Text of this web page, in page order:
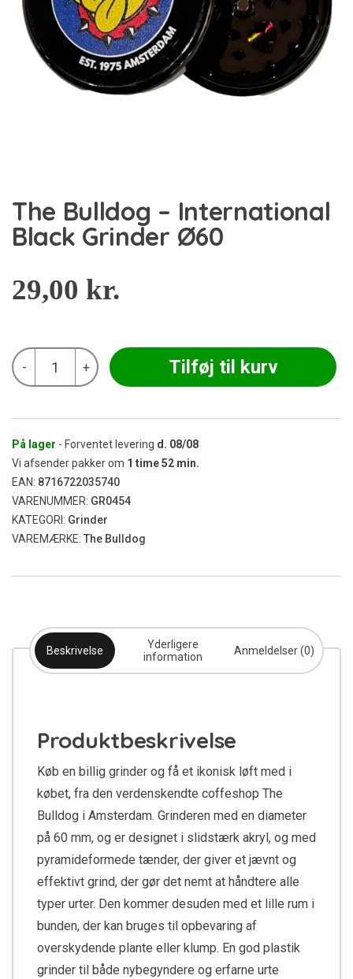
The Bulldog – International
Black Grinder Ø60
29,00 kr.
-
The
Bulldog
-
Ø60
antal
+ Tilføj til kurv
På lager - Forventet levering d. 08/08
Vi afsender pakker om 1 time52 min.
EAN: 8716722035740
VARENUMMER: GR0454
KATEGORI: Grinder
VAREMÆRKE: The Bulldog
Beskrivelse
Yderligere
information
Anmeldelser (0)
Produktbeskrivelse
Køb en billig grinder og få et ikonisk løft med i
købet, fra den verdenskendte coffeshop The
Bulldog i Amsterdam. Grinderen med en diameter
på 60 mm, og er designet i slidstærk akryl, og med
pyramideformede tænder, der giver et jævnt og
effektivt grind, der gør det nemt at håndtere alle
typer urter. Den kommer desuden med et lille rum i
bunden, der kan bruges til opbevaring af
overskydende plante eller klump. En god plastik
grinder til både nybegyndere og erfarne urte